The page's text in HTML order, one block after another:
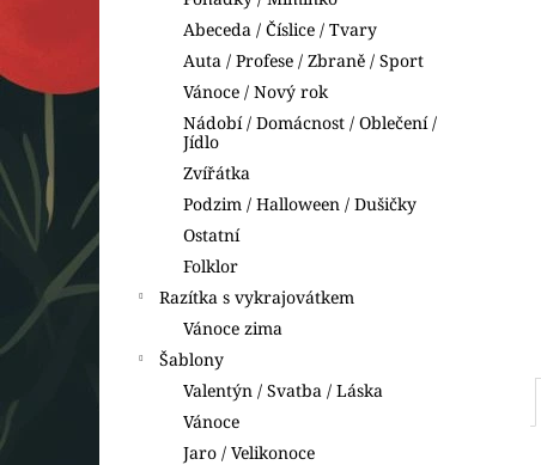
Abeceda / Číslice / Tvary
Auta / Profese / Zbraně / Sport
Vánoce / Nový rok
Nádobí / Domácnost / Oblečení /
Jídlo
Zvířátka
Podzim / Halloween / Dušičky
Ostatní
Folklor
Razítka s vykrajovátkem
Vánoce zima
Šablony
Valentýn / Svatba / Láska
Vánoce
Jaro / Velikonoce
VYKRAJOVÁTKA DINOSAUŘI
74 Kč